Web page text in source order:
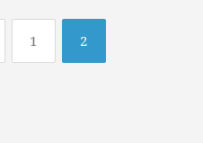
1 2